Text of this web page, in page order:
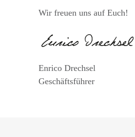
Wir freuen uns auf Euch!
Enrico Drechsel
Geschäftsführer